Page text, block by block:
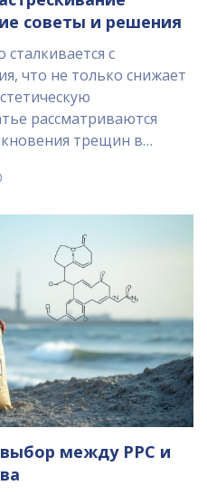
советы и решения
с
что не только снижает
рассматриваются
трещин в
раствора, а также
Читатели
полезны и как влияют
цемента. Эта
распространенных
между PPC и